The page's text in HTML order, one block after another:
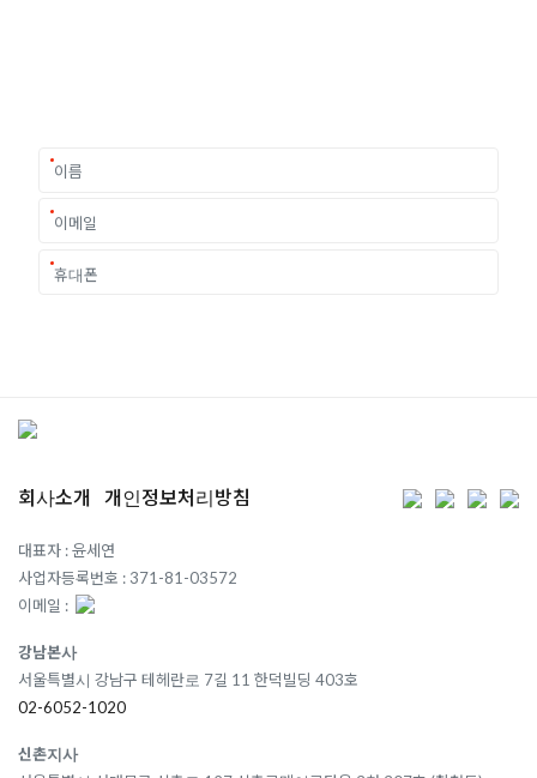
회사소개 개인정보처리방침
대표자 : 윤세연
사업자등록번호 : 371-81-03572
이메일 :
강남본사
서울특별시 강남구 테헤란로 7길 11 한덕빌딩 403호
02-6052-1020
신촌지사